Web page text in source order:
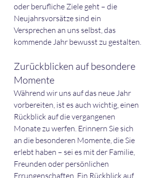
oder berufliche Ziele geht – die
Neujahrsvorsätze sind ein
Versprechen an uns selbst, das
kommende Jahr bewusst zu gestalten.
Zurückblicken auf besondere
Momente
Während wir uns auf das neue Jahr
vorbereiten, ist es auch wichtig, einen
Rückblick auf die vergangenen
Monate zu werfen. Erinnern Sie sich
an die besonderen Momente, die Sie
erlebt haben – sei es mit der Familie,
Freunden oder persönlichen
Errungenschaften. Ein Rückblick auf